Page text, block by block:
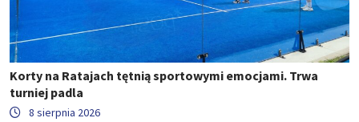
Korty na Ratajach tętnią sportowymi emocjami. Trwa
turniej padla
8 sierpnia 2026